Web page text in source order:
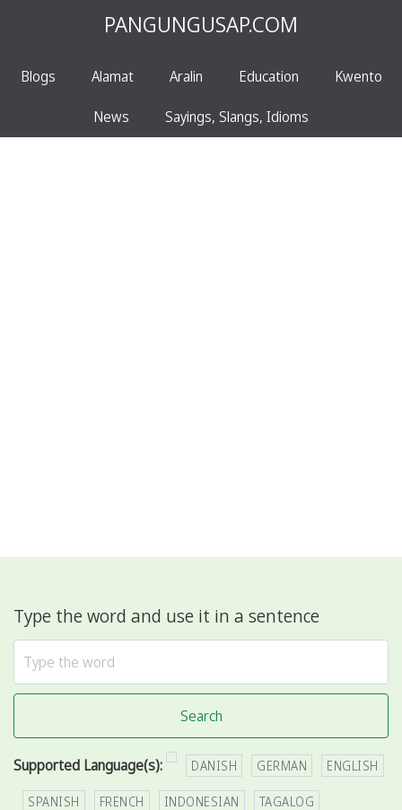
PANGUNGUSAP.COM
Blogs Alamat Aralin Education Kwento
News Sayings, Slangs, Idioms
Type the word and use it in a sentence
Search
Supported Language(s): DANISH GERMAN ENGLISH
SPANISH FRENCH INDONESIAN TAGALOG